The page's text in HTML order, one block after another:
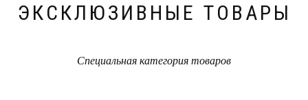
ЭКСКЛЮЗИВНЫЕ ТОВАРЫ
Специальная категория товаров